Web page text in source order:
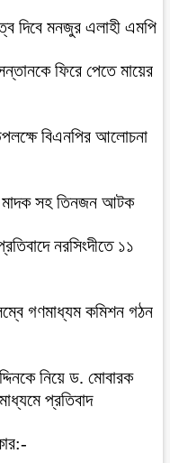
দিবে মনজুর এলাহী এমপি
ফিরে পেতে মায়ের
বিএনপির আলোচনা
মাদক সহ তিনজন আটক
নরসিংদীতে ১১
গণমাধ্যম কমিশন গঠন
নিয়ে ড. মোবারক
প্রতিবাদ